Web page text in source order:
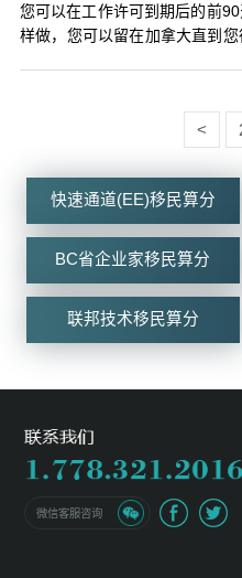
您可以在工作许可到期后的前
样做，您可以留在加拿大直到
<
快速通道(EE)移民算分
BC省企业家移民算分
联邦技术移民算分
微信客服咨询